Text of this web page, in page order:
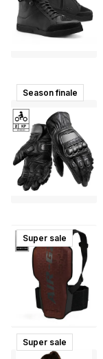
Season finale
Super sale
Super sale